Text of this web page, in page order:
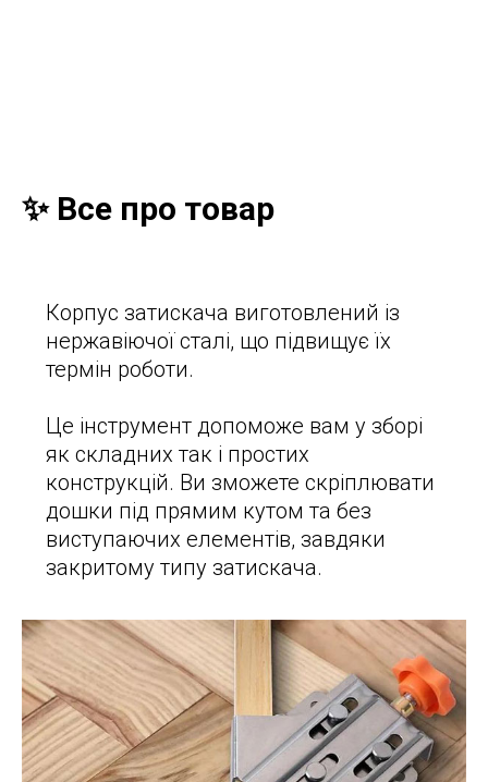
✨ Все про товар
Корпус затискача виготовлений із
нержавіючої сталі, що підвищує їх
термін роботи.
Це інструмент допоможе вам у зборі
як складних так і простих
конструкцій. Ви зможете скріплювати
дошки під прямим кутом та без
виступаючих елементів, завдяки
закритому типу затискача.